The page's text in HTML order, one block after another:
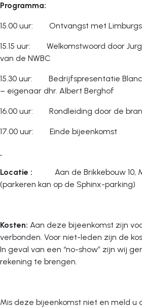
Programma:
15.00 uur: Ontvangst met
15.15 uur: Welkomstwoord door
van de NWBC
15.30 uur: Bedrijfspresentatie
– eigenaar dhr. Albert Berghof
16.00 uur: Rondleiding door de
17.00 uur: Einde bijeenkomst
Locatie : Aan de Brikkebouw 10,
(parkeren kan op de Sphinx-parking)
Kosten: Aan deze bijeenkomst zijn
verbonden. Voor niet-leden zijn de
In geval van een “no-show” zijn wij
rekening te brengen.
Mis deze bijeenkomst niet en meld u